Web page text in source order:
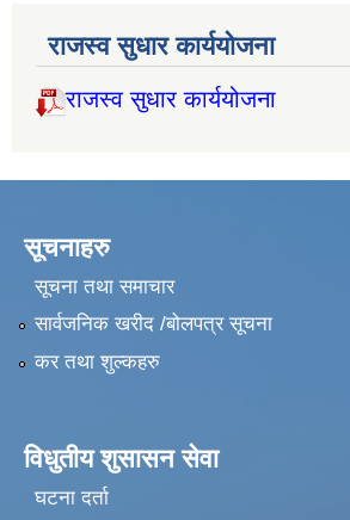
राजस्व सुधार कार्ययोजना
राजस्व सुधार कार्ययोजना
सूचनाहरु
सूचना तथा समाचार
सार्वजनिक खरीद /बोलपत्र सूचना
कर तथा शुल्कहरु
विधुतीय शुसासन सेवा
घटना दर्ता